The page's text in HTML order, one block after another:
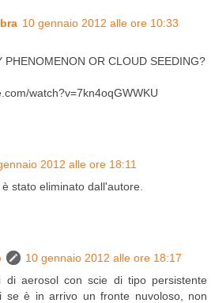
10 gennaio 2012 alle ore 10:33
PHENOMENON OR CLOUD SEEDING?
watch?v=7kn4oqGWWKU
2012 alle ore 18:11
stato eliminato dall'autore.
10 gennaio 2012 alle ore 18:17
di aerosol con scie di tipo persistente
se è in arrivo un fronte nuvoloso, non